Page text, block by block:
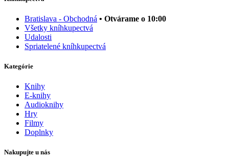
Bratislava - Obchodná • Otvárame o 10:00
Všetky kníhkupectvá
Udalosti
Spriatelené kníhkupectvá
Kategórie
Knihy
E-knihy
Audioknihy
Hry
Filmy
Doplnky
Nakupujte u nás